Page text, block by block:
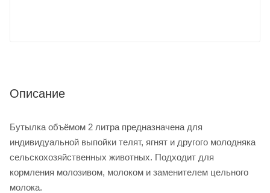
Описание
Бутылка объёмом 2 литра предназначена для
индивидуальной выпойки телят, ягнят и другого молодняка
сельскохозяйственных животных. Подходит для
кормления молозивом, молоком и заменителем цельного
молока.